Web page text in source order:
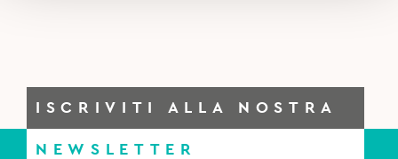
ISCRIVITI ALLA NOSTRA
NEWSLETTER